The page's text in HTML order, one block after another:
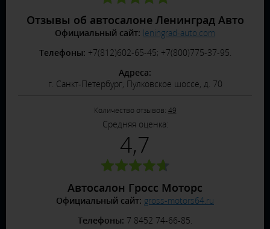
Отзывы об автосалоне Ленинград Авто
Официальный сайт: leningrad-auto.com
Телефоны: +7(812)602-65-45; +7(800)775-37-95.
Адреса:
г. Санкт-Петербург, Пулковское шоссе, д. 70
Количество отзывов: 49
Средняя оценка:
4,7
Автосалон Гросс Моторс
Официальный сайт: gross-motors64.ru
Телефоны: 7 8452 74-66-85.